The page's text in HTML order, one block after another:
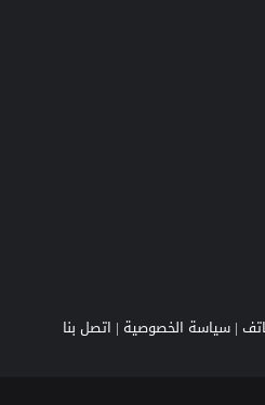
|سياسة الخصوصية | اتصل بنا